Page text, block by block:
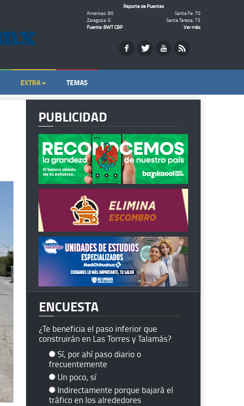
Reporte de Puentes
Americas: 80
Santa Fe: 70
Zaragoza: 5
Santa Teresa: 75
Fuente: BWT CBP
Ver más
EXTRA + TEMAS
PUBLICIDAD
ENCUESTA
¿Te beneficia el paso inferior que
construirán en Las Torres y Talamás?
Sí, por ahí paso diario o
frecuentemente
Un poco, sí
Indirectamente porque bajará el
tráfico en los alrededores